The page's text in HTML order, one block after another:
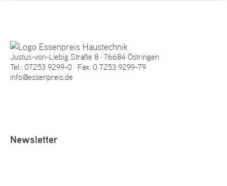
Justus-von-Liebig Straße 8 · 76684 Östringen
Tel.: 07253 9299-0 · Fax: 0 7253 9299-79
info@essenpreis.de
Newsletter